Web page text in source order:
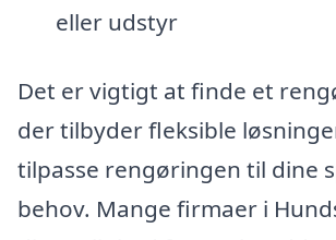
eller udstyr
Det er vigtigt at finde et
der tilbyder fleksible
tilpasse rengøringen til dine
behov. Mange firmaer i